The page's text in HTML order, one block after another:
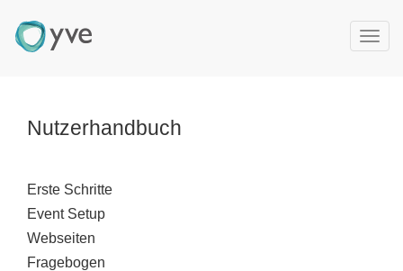
T
Nutzerhandbuch
Erste Schritte
Event Setup
Webseiten
Fragebogen